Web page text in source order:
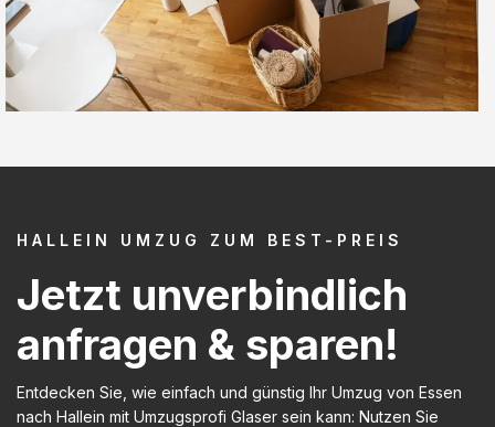
HALLEIN UMZUG ZUM BEST-PREIS
Jetzt unverbindlich
anfragen & sparen!
Entdecken Sie, wie einfach und günstig Ihr Umzug von Essen
nach Hallein mit Umzugsprofi Glaser sein kann: Nutzen Sie